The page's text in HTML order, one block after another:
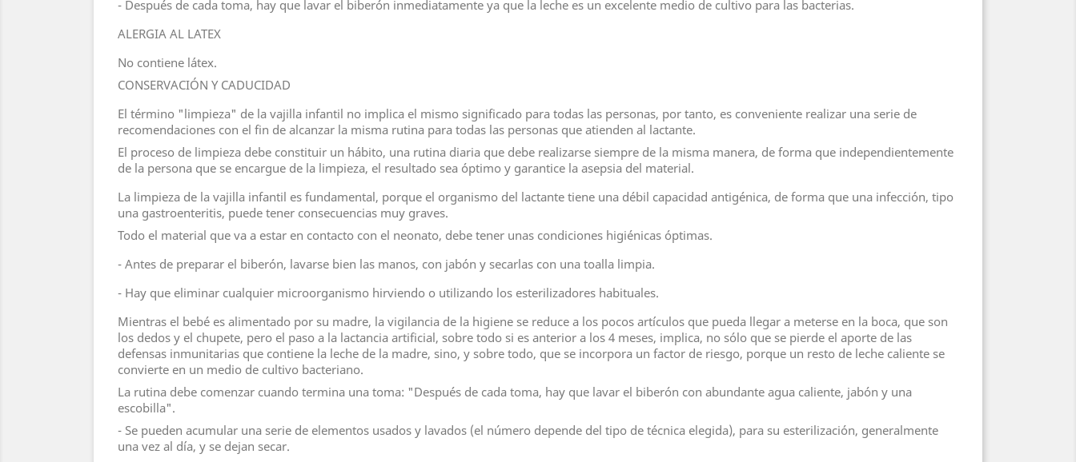
- Después de cada toma, hay que lavar el biberón inmediatamente ya que la leche es un excelente medio de cultivo para las bacterias.
ALERGIA AL LATEX
No contiene látex.
CONSERVACIÓN Y CADUCIDAD
El término "limpieza" de la vajilla infantil no implica el mismo significado para todas las personas, por tanto, es conveniente realizar una serie de
recomendaciones con el fin de alcanzar la misma rutina para todas las personas que atienden al lactante.
El proceso de limpieza debe constituir un hábito, una rutina diaria que debe realizarse siempre de la misma manera, de forma que independientemente
de la persona que se encargue de la limpieza, el resultado sea óptimo y garantice la asepsia del material.
La limpieza de la vajilla infantil es fundamental, porque el organismo del lactante tiene una débil capacidad antigénica, de forma que una infección, tipo
una gastroenteritis, puede tener consecuencias muy graves.
Todo el material que va a estar en contacto con el neonato, debe tener unas condiciones higiénicas óptimas.
- Antes de preparar el biberón, lavarse bien las manos, con jabón y secarlas con una toalla limpia.
- Hay que eliminar cualquier microorganismo hirviendo o utilizando los esterilizadores habituales.
Mientras el bebé es alimentado por su madre, la vigilancia de la higiene se reduce a los pocos artículos que pueda llegar a meterse en la boca, que son
los dedos y el chupete, pero el paso a la lactancia artificial, sobre todo si es anterior a los 4 meses, implica, no sólo que se pierde el aporte de las
defensas inmunitarias que contiene la leche de la madre, sino, y sobre todo, que se incorpora un factor de riesgo, porque un resto de leche caliente se
convierte en un medio de cultivo bacteriano.
La rutina debe comenzar cuando termina una toma: "Después de cada toma, hay que lavar el biberón con abundante agua caliente, jabón y una
escobilla".
- Se pueden acumular una serie de elementos usados y lavados (el número depende del tipo de técnica elegida), para su esterilización, generalmente
una vez al día, y se dejan secar.